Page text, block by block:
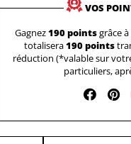
VOS
Gagnez190 pointsgrâce
totalisera190 points
réduction (*valable sur
particuliers,